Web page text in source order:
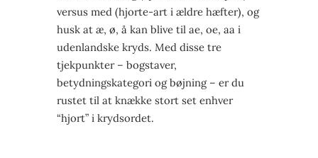
versus med (hjorte-art i ældre hæfter), og
husk at æ, ø, å kan blive til ae, oe, aa i
udenlandske kryds. Med disse tre
tjekpunkter – bogstaver,
betydningskategori og bøjning – er du
rustet til at knække stort set enhver
“hjort” i krydsordet.